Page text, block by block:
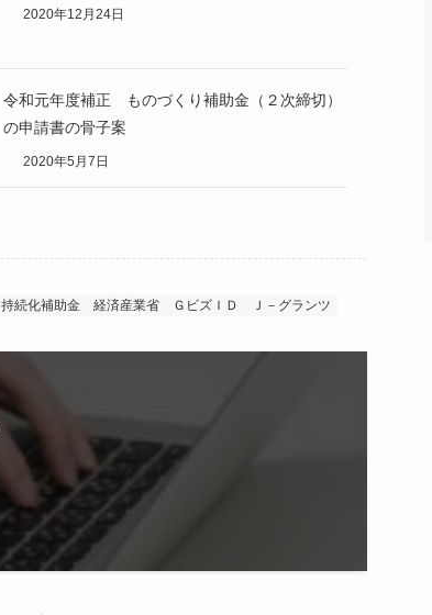
2020年12月24日
令和元年度補正 ものづくり補助金（２次締切）
の申請書の骨子案
2020年5月7日
持続化補助金 経済産業省 ＧビズＩＤ Ｊ－グランツ